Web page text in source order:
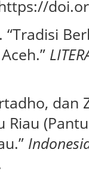
dan
Riau